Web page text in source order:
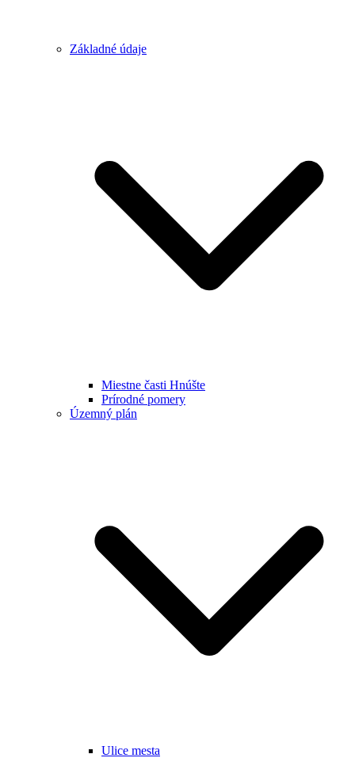
Základné údaje
Miestne časti Hnúšte
Prírodné pomery
Územný plán
Ulice mesta